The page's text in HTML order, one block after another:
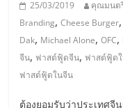
เอ็
มอี
25/03/2019 คุณมนต
Branding,Cheese Burger,
Dak, Michael Alone,OFC,
จีน, ฟาสต์ฟู้ดจีน, ฟาสต์ฟู้ด
ฟาสต์ฟู้ดในจีน
ต้องยอมรับว่าประเทศจี